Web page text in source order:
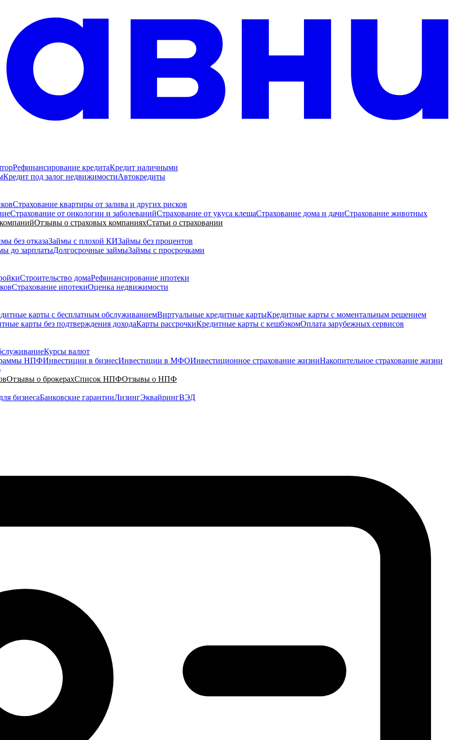
Рефинансирование кредитаКредит наличными
Кредит под залог недвижимостиАвтокредиты
Страхование квартиры от залива и других рисков
Страхование от онкологии и заболеванийСтрахование от укуса клещаСтрахование дома и дачиСтрахование животных
Отзывы о страховых компанияхСтатьи о страховании
без отказаЗаймы с плохой КИЗаймы без процентов
до зарплатыДолгосрочные займыЗаймы с просрочками
Строительство домаРефинансирование ипотеки
Страхование ипотекиОценка недвижимости
карты с бесплатным обслуживаниемВиртуальные кредитные картыКредитные карты с моментальным решением
карты без подтверждения доходаКарты рассрочкиКредитные карты с кешбэкомОплата зарубежных сервисов
Курсы валют
НПФИнвестиции в бизнесИнвестиции в МФОИнвестиционное страхование жизниНакопительное страхование жизни
Отзывы о брокерахСписок НПФОтзывы о НПФ
бизнесаБанковские гарантииЛизингЭквайрингВЭД